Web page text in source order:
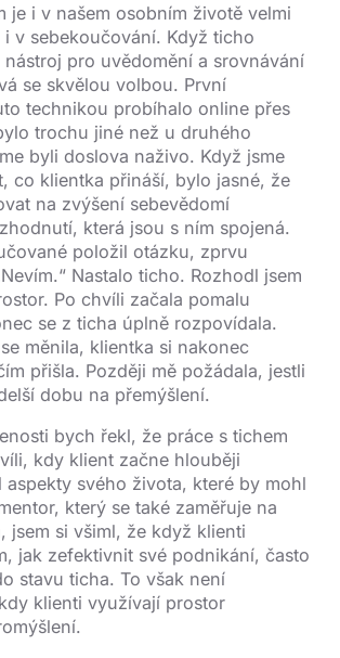
je i v našem osobním životě velmi
v sebekoučování. Když ticho
nástroj pro uvědomění a srovnávání
se skvělou volbou. První
technikou probíhalo online přes
trochu jiné než u druhého
byli doslova naživo. Když jsme
co klientka přináší, bylo jasné, že
na zvýšení sebevědomí
která jsou s ním spojená.
položil otázku, zprvu
Nastalo ticho. Rozhodl jsem
Po chvíli začala pomalu
se z ticha úplně rozpovídala.
měnila, klientka si nakonec
přišla. Později mě požádala, jestli
dobu na přemýšlení.
bych řekl, že práce s tichem
kdy klient začne hlouběji
aspekty svého života, které by mohl
který se také zaměřuje na
jsem si všiml, že když klienti
jak zefektivnit své podnikání, často
stavu ticha. To však není
klienti využívají prostor